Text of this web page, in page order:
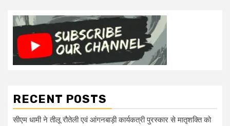
RECENT POSTS
सीएम धामी ने तीलू रौतेली एवं आंगनबाड़ी कार्यकत्री पुरस्कार से मातृशक्ति को